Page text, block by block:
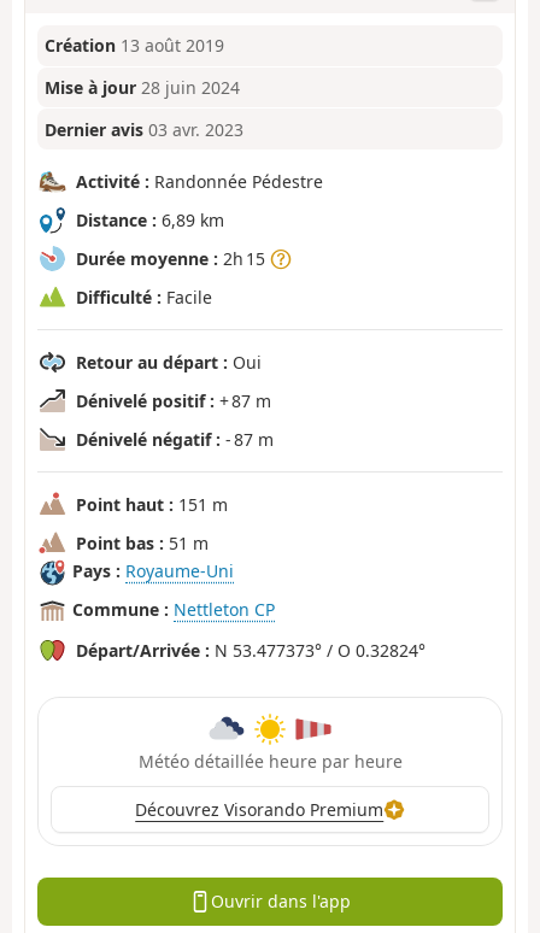
Création 13 août 2019
Mise à jour 28 juin 2024
Dernier avis 03 avr. 2023
Activité : Randonnée Pédestre
Distance : 6,89 km
Durée moyenne : 2h 15
Difficulté : Facile
Retour au départ : Oui
Dénivelé positif : + 87 m
Dénivelé négatif : - 87 m
Point haut : 151 m
Point bas : 51 m
Pays : Royaume-Uni
Commune : Nettleton CP
Départ/Arrivée : N 53.477373° / O 0.32824°
Météo détaillée heure par heure
Découvrez Visorando Premium
Ouvrir dans l'app